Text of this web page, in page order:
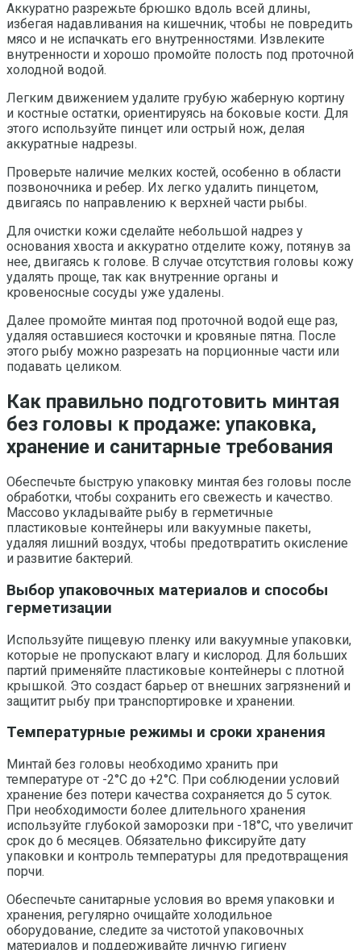
Аккуратно разрежьте брюшко вдоль всей длины,
избегая надавливания на кишечник, чтобы не повредить
мясо и не испачкать его внутренностями. Извлеките
внутренности и хорошо промойте полость под проточной
холодной водой.
Легким движением удалите грубую жаберную кортину
и костные остатки, ориентируясь на боковые кости. Для
этого используйте пинцет или острый нож, делая
аккуратные надрезы.
Проверьте наличие мелких костей, особенно в области
позвоночника и ребер. Их легко удалить пинцетом,
двигаясь по направлению к верхней части рыбы.
Для очистки кожи сделайте небольшой надрез у
основания хвоста и аккуратно отделите кожу, потянув за
нее, двигаясь к голове. В случае отсутствия головы кожу
удалять проще, так как внутренние органы и
кровеносные сосуды уже удалены.
Далее промойте минтая под проточной водой еще раз,
удаляя оставшиеся косточки и кровяные пятна. После
этого рыбу можно разрезать на порционные части или
подавать целиком.
Как правильно подготовить минтая
без головы к продаже: упаковка,
хранение и санитарные требования
Обеспечьте быструю упаковку минтая без головы после
обработки, чтобы сохранить его свежесть и качество.
Массово укладывайте рыбу в герметичные
пластиковые контейнеры или вакуумные пакеты,
удаляя лишний воздух, чтобы предотвратить окисление
и развитие бактерий.
Выбор упаковочных материалов и способы
герметизации
Используйте пищевую пленку или вакуумные упаковки,
которые не пропускают влагу и кислород. Для больших
партий применяйте пластиковые контейнеры с плотной
крышкой. Это создаст барьер от внешних загрязнений и
защитит рыбу при транспортировке и хранении.
Температурные режимы и сроки хранения
Минтай без головы необходимо хранить при
температуре от -2°C до +2°C. При соблюдении условий
хранение без потери качества сохраняется до 5 суток.
При необходимости более длительного хранения
используйте глубокой заморозки при -18°C, что увеличит
срок до 6 месяцев. Обязательно фиксируйте дату
упаковки и контроль температуры для предотвращения
порчи.
Обеспечьте санитарные условия во время упаковки и
хранения, регулярно очищайте холодильное
оборудование, следите за чистотой упаковочных
материалов и поддерживайте личную гигиену